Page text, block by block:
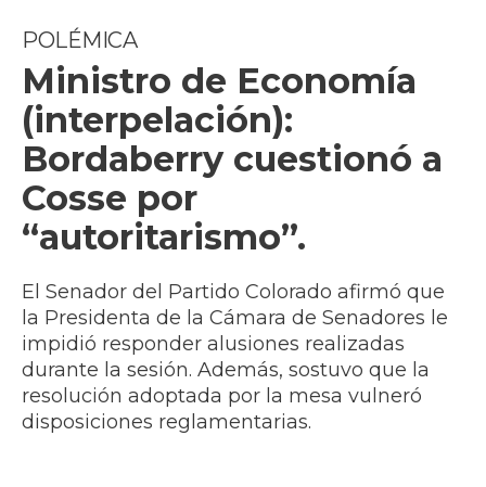
POLÉMICA
Ministro de Economía
(interpelación):
Bordaberry cuestionó a
Cosse por
“autoritarismo”.
El Senador del Partido Colorado afirmó que
la Presidenta de la Cámara de Senadores le
impidió responder alusiones realizadas
durante la sesión. Además, sostuvo que la
resolución adoptada por la mesa vulneró
disposiciones reglamentarias.